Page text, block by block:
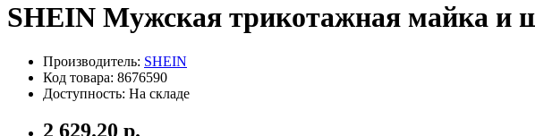
SHEIN Мужская трикотажная майка
Производитель: SHEIN
Код товара: 8676590
Доступность: На складе
2 629.20 р.